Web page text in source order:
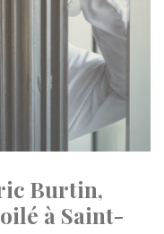
Burtin,
à Saint-